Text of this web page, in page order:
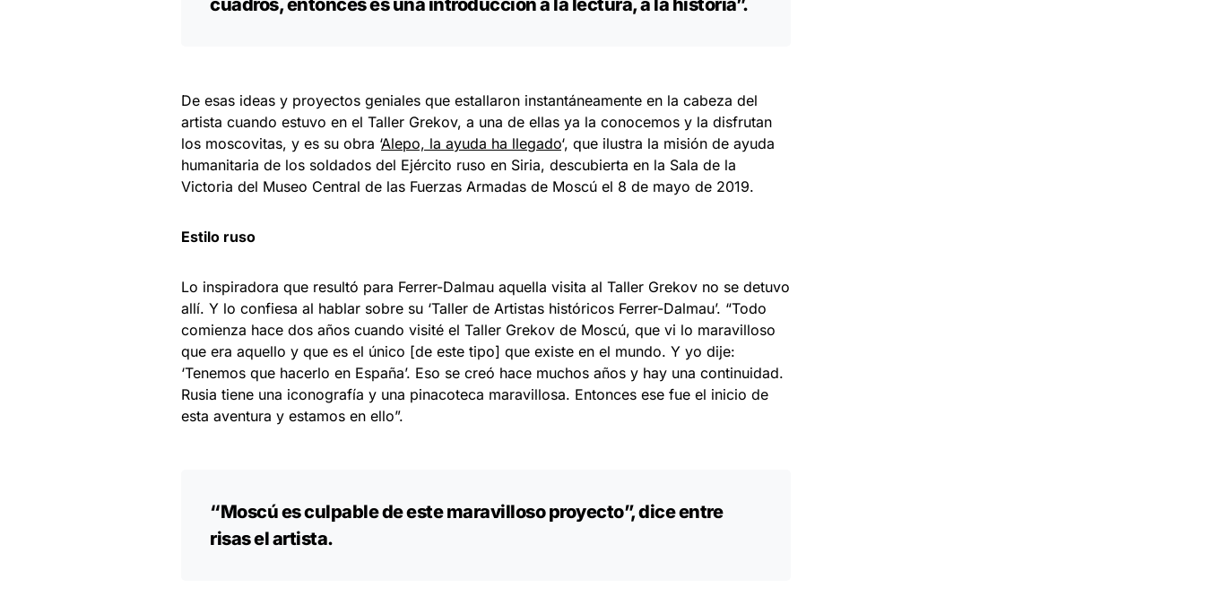
cuadros, entonces es una introducción a la lectura, a la historia”.
De esas ideas y proyectos geniales que estallaron instantáneamente en la cabeza del
artista cuando estuvo en el Taller Grekov, a una de ellas ya la conocemos y la disfrutan
los moscovitas, y es su obra ‘Alepo, la ayuda ha llegado‘, que ilustra la misión de ayuda
humanitaria de los soldados del Ejército ruso en Siria, descubierta en la Sala de la
Victoria del Museo Central de las Fuerzas Armadas de Moscú el 8 de mayo de 2019.
Estilo ruso
Lo inspiradora que resultó para Ferrer-Dalmau aquella visita al Taller Grekov no se detuvo
allí. Y lo confiesa al hablar sobre su ‘Taller de Artistas históricos Ferrer-Dalmau’. “Todo
comienza hace dos años cuando visité el Taller Grekov de Moscú, que vi lo maravilloso
que era aquello y que es el único [de este tipo] que existe en el mundo. Y yo dije:
‘Tenemos que hacerlo en España’. Eso se creó hace muchos años y hay una continuidad.
Rusia tiene una iconografía y una pinacoteca maravillosa. Entonces ese fue el inicio de
esta aventura y estamos en ello”.
“Moscú es culpable de este maravilloso proyecto”, dice entre
risas el artista.